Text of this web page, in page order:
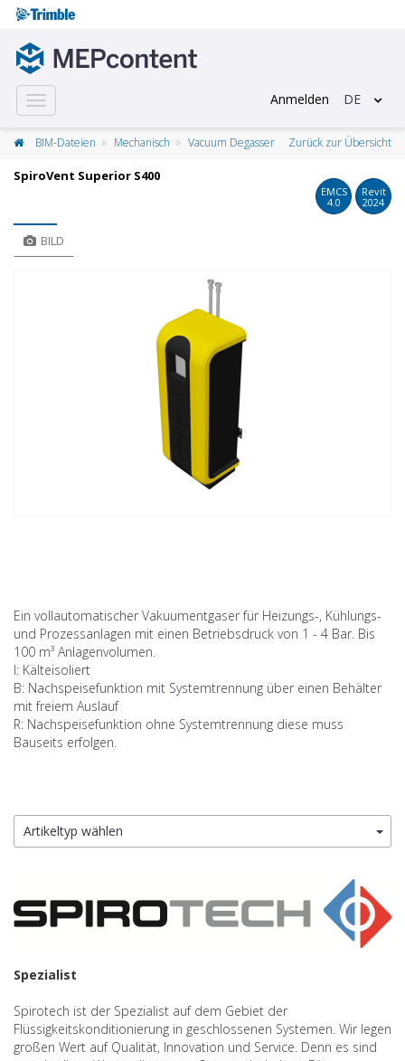
Toggle
navigation
Anmelden DE
BIM-Dateien Mechanisch Vacuum Degasser Zurück zur Übersicht
​SpiroVent Superior S400
EMCS
4.0
Revit
2024
BILD
Ein vollautomatischer Vakuumentgaser für Heizungs-, Kühlungs-
und Prozessanlagen mit einen Betriebsdruck von 1 - 4 Bar. Bis
100 m³ Anlagenvolumen.
I: Kälteisoliert
B: Nachspeisefunktion mit Systemtrennung über einen Behälter
mit freiem Auslauf
R: Nachspeisefunktion ohne Systemtrennung diese muss
Bauseits erfolgen.
Artikeltyp wählen
Spezialist
Spirotech ist der Spezialist auf dem Gebiet der
Flüssigkeitskonditionierung in geschlossenen Systemen. Wir legen
großen Wert auf Qualität, Innovation und Service. Denn es sind